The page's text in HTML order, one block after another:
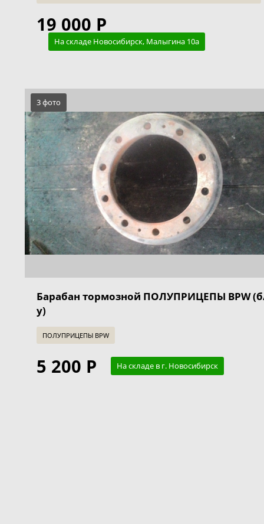
19 000 Р
На складе Новосибирск, Малыгина 10а
3 фото
Барабан тормозной ПОЛУПРИЦЕПЫ BPW
у)
ПОЛУПРИЦЕПЫ BPW
5 200 Р На складе в г. Новосибирск